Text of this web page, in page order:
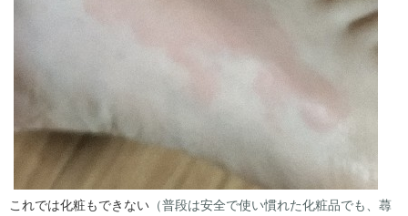
これでは化粧もできない （普段は安全で使い慣れた化粧品でも、蕁